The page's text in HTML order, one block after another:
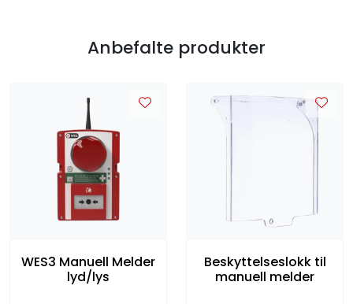
Anbefalte produkter
WES3 Manuell Melder
lyd/lys
Beskyttelseslokk til
manuell melder